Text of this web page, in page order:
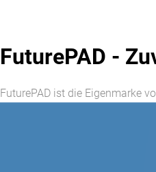
FuturePAD -
FuturePAD ist die Eigenmarke